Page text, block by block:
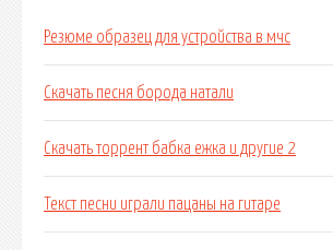
Резюме образец для устройства в мчс
Скачать песня борода натали
Скачать торрент бабка ежка и другие 2
Текст песни играли пацаны на гитаре